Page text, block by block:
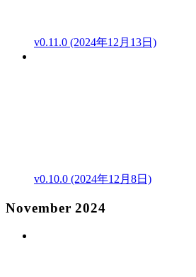
v0.11.0 (2024年12月13日)
v0.10.0 (2024年12月8日)
November 2024